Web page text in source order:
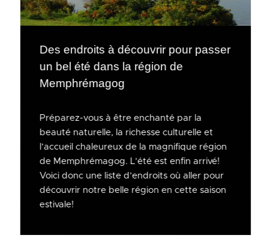
Des endroits à découvrir pour passer
un bel été dans la région de
Memphrémagog
Préparez-vous à être enchanté par la
beauté naturelle, la richesse culturelle et
l’accueil chaleureux de la magnifique région
de Memphrémagog. L’été est enfin arrivé!
Voici donc une liste d’endroits où aller pour
découvrir notre belle région en cette saison
estivale!